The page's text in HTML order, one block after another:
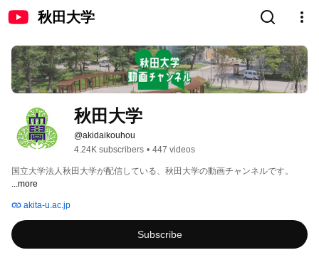
秋田大学
秋田大学
@akidaikouhou
4.24K subscribers • 447 videos
国立大学法人秋田大学が配信している、秋田大学の動画チャンネルです。
...more
akita-u.ac.jp
Subscribe